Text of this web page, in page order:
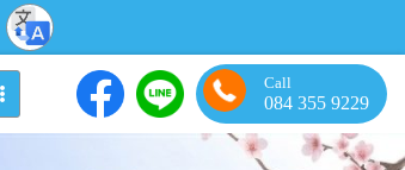
Call
084 355 9229